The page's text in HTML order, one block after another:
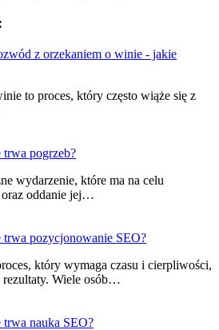
z orzekaniem o winie - jakie
to proces, który często wiąże się z
trwa pogrzeb?
wydarzenie, które ma na celu
oraz oddanie jej…
trwa pozycjonowanie SEO?
który wymaga czasu i cierpliwości,
rezultaty. Wiele osób…
trwa nauka SEO?